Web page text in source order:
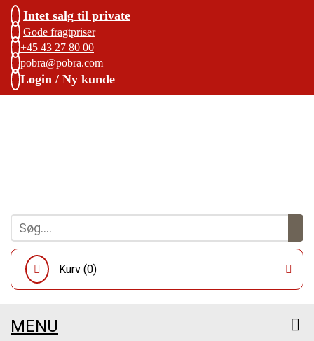
Intet salg til private
Gode fragtpriser
+45 43 27 80 00
pobra@pobra.com
Login / Ny kunde
Kurv (0)
MENU